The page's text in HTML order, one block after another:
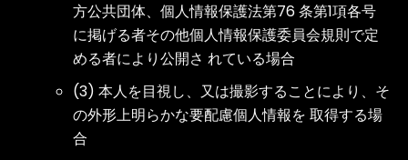
方公共団体、個人情報保護法第76 条第1項各号
に掲げる者その他個人情報保護委員会規則で定
める者により公開さ れている場合
(3) 本人を目視し、又は撮影することにより、そ
の外形上明らかな要配慮個人情報を 取得する場
合